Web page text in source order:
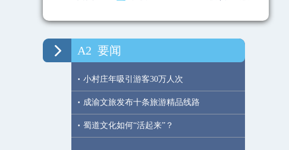
A2 要闻
· 小村庄年吸引游客30万人次
· 成渝文旅发布十条旅游精品线路
· 蜀道文化如何“活起来”？